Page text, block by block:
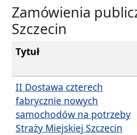
Zamówienia
Szczecin
Tytuł
II Dostawa czterech
fabrycznie nowych
samochodów na potrzeby
Straży Miejskiej Szczecin